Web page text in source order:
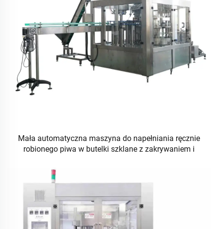
Mała automatyczna maszyna do napełniania ręcznie
robionego piwa w butelki szklane z zakrywaniem i